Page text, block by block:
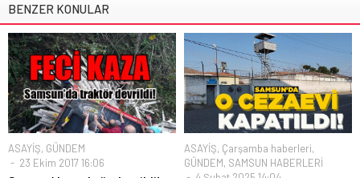
BENZER KONULAR
ASAYİŞ, GÜNDEM
23 Ekim 2017 16:06
ASAYİŞ, Çarşamba haberleri,
GÜNDEM, SAMSUN HABERLERİ